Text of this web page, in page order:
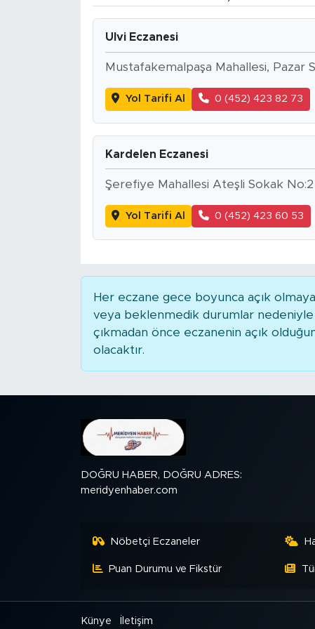
Ulvi Eczanesi
Mustafakemalpaşa Mahallesi, Pazar
Yol Tarifi Al 0 (452) 423 82 73
Kardelen Eczanesi
Şerefiye Mahallesi Ateşli Sokak No:2
Yol Tarifi Al 0 (452) 423 60 53
Her eczane gece boyunca açık
veya beklenmedik durumlar
çıkmadan önce eczanenin açık
olacaktır.
DOĞRU HABER, DOĞRU ADRES:
meridyenhaber.com
Nöbetçi Eczaneler
Puan Durumu ve Fikstür
Künye İletişim
BİLİM-TEKNOLOJİ
RÖPÖRTAJ
YAZARLAR
POLİTİKA
EKONOMİ
TARİHTEN GÜNÜMÜZE